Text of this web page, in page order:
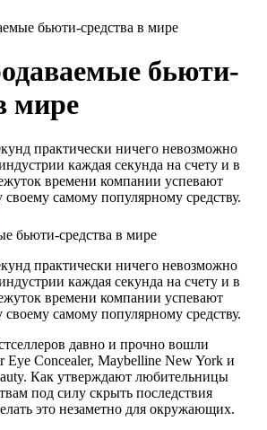
бьюти-средства в мире
бьюти-
мире
практически ничего невозможно
каждая секунда на счету и в
времени компании успевают
самому популярному средству.
практически ничего невозможно
каждая секунда на счету и в
времени компании успевают
самому популярному средству.
давно и прочно вошли
Eye Concealer, Maybelline New York и
Как утверждают любительницы
под силу скрыть последствия
это незаметно для окружающих.